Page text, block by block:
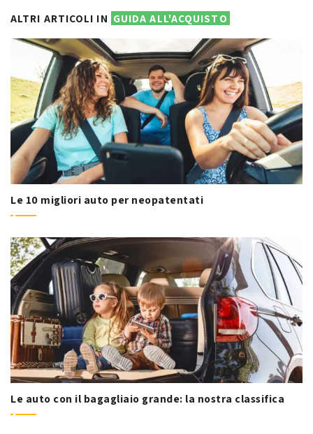
ALTRI ARTICOLI IN GUIDA ALL'ACQUISTO
Le 10 migliori auto per neopatentati
Le auto con il bagagliaio grande: la nostra classifica